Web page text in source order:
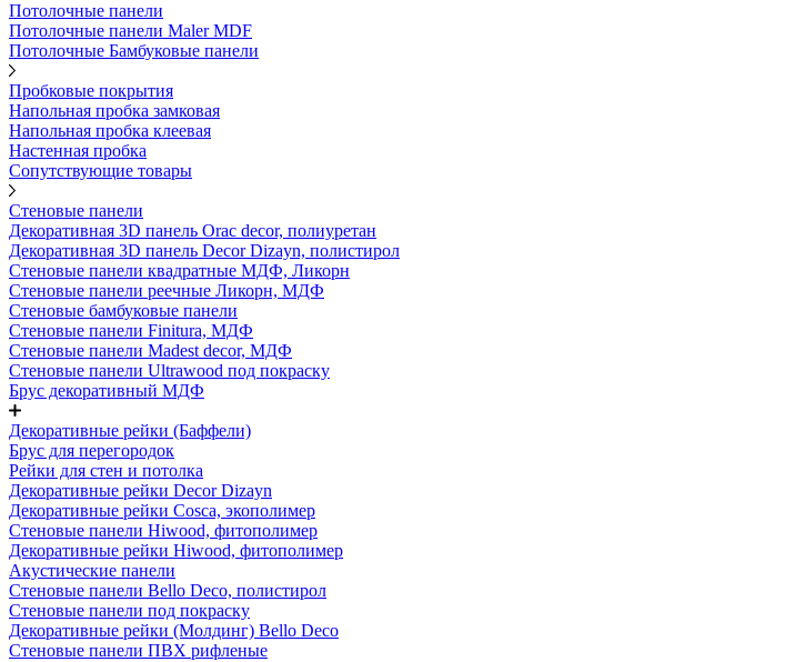
Потолочные панели
Потолочные панели Maler MDF
Потолочные Бамбуковые панели
Пробковые покрытия
Напольная пробка замковая
Напольная пробка клеевая
Настенная пробка
Сопутствующие товары
Стеновые панели
Декоративная 3D панель Orac decor, полиуретан
Декоративная 3D панель Decor Dizayn, полистирол
Стеновые панели квадратные МДФ, Ликорн
Стеновые панели реечные Ликорн, МДФ
Стеновые бамбуковые панели
Стеновые панели Finitura, МДФ
Стеновые панели Madest decor, МДФ
Стеновые панели Ultrawood под покраску
Брус декоративный МДФ
Декоративные рейки (Баффели)
Брус для перегородок
Рейки для стен и потолка
Декоративные рейки Decor Dizayn
Декоративные рейки Cosca, экополимер
Стеновые панели Hiwood, фитополимер
Декоративные рейки Hiwood, фитополимер
Акустические панели
Стеновые панели Bello Deco, полистирол
Стеновые панели под покраску
Декоративные рейки (Молдинг) Bello Deco
Стеновые панели ПВХ рифленые